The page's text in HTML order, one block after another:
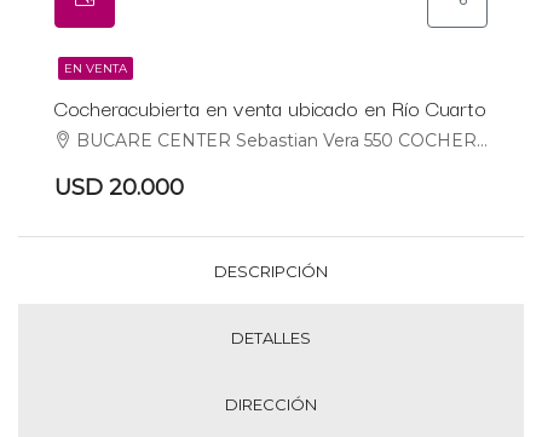
EN VENTA
Cocheracubierta en venta ubicado en Río Cuarto
BUCARE CENTER Sebastian Vera 550 COCHERA, Río Cuarto, Río Cuarto
USD 20.000
DESCRIPCIÓN
DETALLES
DIRECCIÓN